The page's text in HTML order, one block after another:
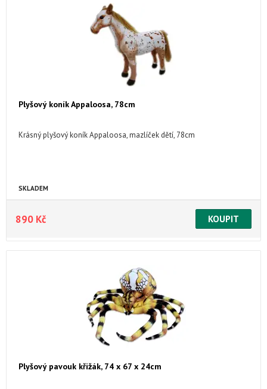
Plyšový koník Appaloosa, 78cm
Krásný plyšový koník Appaloosa, mazlíček dětí, 78cm
SKLADEM
890 Kč
Plyšový pavouk křižák, 74 x 67 x 24cm